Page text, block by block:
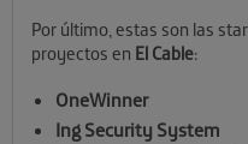
Por último, estas son las
proyectos en El Cable:
OneWinner
Ing Security System